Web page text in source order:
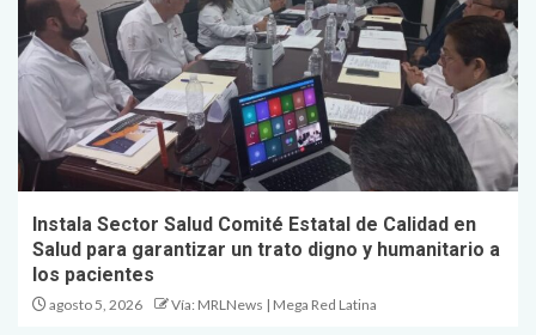
Instala Sector Salud Comité Estatal de Calidad en
Salud para garantizar un trato digno y humanitario a
los pacientes
agosto 5, 2026 Vía: MRLNews | Mega Red Latina